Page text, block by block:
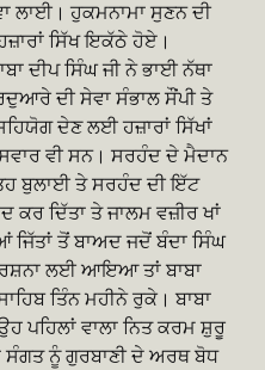
ਲਾਈ। ਹੁਕਮਨਾਮਾ ਸੁਣਨ ਦੀ
ਸਿੱਖ ਇਕੱਠੇ ਹੋਏ।
ਦੀਪ ਸਿੰਘ ਜੀ ਨੇ ਭਾਈ ਨੱਥਾ
ਦੀ ਸੇਵਾ ਸੰਭਾਲ ਸੌਂਪੀ ਤੇ
ਦੇਣ ਲਈ ਹਜ਼ਾਰਾਂ ਸਿੱਖਾਂ
ਵੀ ਸਨ। ਸਰਹੰਦ ਦੇ ਮੈਦਾਨ
ਬੁਲਾਈ ਤੇ ਸਰਹੰਦ ਦੀ ਇੱਟ
ਕਰ ਦਿੱਤਾ ਤੇ ਜਾਲਮ ਵਜ਼ੀਰ ਖਾਂ
ਜਿੱਤਾਂ ਤੋਂ ਬਾਅਦ ਜਦੋਂ ਬੰਦਾ ਸਿੰਘ
ਲਈ ਆਇਆ ਤਾਂ ਬਾਬਾ
ਤਿੰਨ ਮਹੀਨੇ ਰੁਕੇ। ਬਾਬਾ
ਪਹਿਲਾਂ ਵਾਲਾ ਨਿਤ ਕਰਮ ਸ਼ੁਰੂ
ਸੰਗਤ ਨੂੰ ਗੁਰਬਾਣੀ ਦੇ ਅਰਥ ਬੋਧ